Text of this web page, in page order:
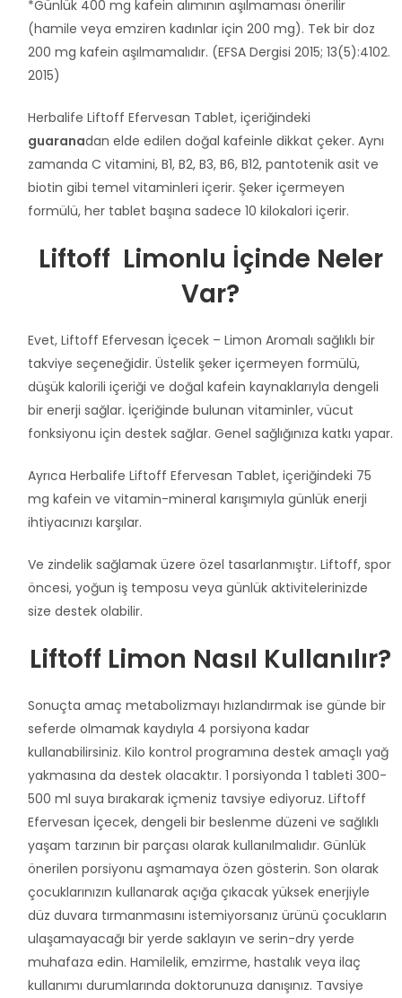
*Günlük 400 mg kafein alımının aşılmaması önerilir
(hamile veya emziren kadınlar için 200 mg). Tek bir doz
200 mg kafein aşılmamalıdır. (EFSA Dergisi 2015; 13(5):4102.
2015)
Herbalife Liftoff Efervesan Tablet, içeriğindeki
guaranadan elde edilen doğal kafeinle dikkat çeker. Aynı
zamanda C vitamini, B1, B2, B3, B6, B12, pantotenik asit ve
biotin gibi temel vitaminleri içerir. Şeker içermeyen
formülü, her tablet başına sadece 10 kilokalori içerir.
Liftoff Limonlu İçinde Neler
Var?
Evet, Liftoff Efervesan İçecek – Limon Aromalı sağlıklı bir
takviye seçeneğidir. Üstelik şeker içermeyen formülü,
düşük kalorili içeriği ve doğal kafein kaynaklarıyla dengeli
bir enerji sağlar. İçeriğinde bulunan vitaminler, vücut
fonksiyonu için destek sağlar. Genel sağlığınıza katkı yapar.
Ayrıca Herbalife Liftoff Efervesan Tablet, içeriğindeki 75
mg kafein ve vitamin-mineral karışımıyla günlük enerji
ihtiyacınızı karşılar.
Ve zindelik sağlamak üzere özel tasarlanmıştır. Liftoff, spor
öncesi, yoğun iş temposu veya günlük aktivitelerinizde
size destek olabilir.
Liftoff Limon Nasıl Kullanılır?
Sonuçta amaç metabolizmayı hızlandırmak ise günde bir
seferde olmamak kaydıyla 4 porsiyona kadar
kullanabilirsiniz. Kilo kontrol programına destek amaçlı yağ
yakmasına da destek olacaktır. 1 porsiyonda 1 tableti 300-
500 ml suya bırakarak içmeniz tavsiye ediyoruz. Liftoff
Efervesan İçecek, dengeli bir beslenme düzeni ve sağlıklı
yaşam tarzının bir parçası olarak kullanılmalıdır. Günlük
önerilen porsiyonu aşmamaya özen gösterin. Son olarak
çocuklarınızın kullanarak açığa çıkacak yüksek enerjiyle
düz duvara tırmanmasını istemiyorsanız ürünü çocukların
ulaşamayacağı bir yerde saklayın ve serin-dry yerde
muhafaza edin. Hamilelik, emzirme, hastalık veya ilaç
kullanımı durumlarında doktorunuza danışınız. Tavsiye